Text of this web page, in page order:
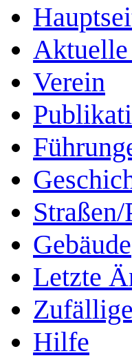
Aktuelle
Verein
Straßen/
Gebäude
Letzte
Hilfe